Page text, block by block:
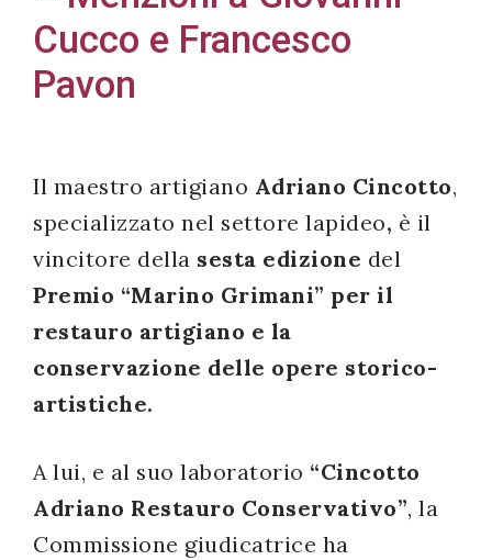
Cucco e Francesco
Pavon
Il maestro artigiano Adriano Cincotto,
specializzato nel settore lapideo, è il
vincitore della sesta edizione del
Premio “Marino Grimani” per il
restauro artigiano e la
conservazione delle opere storico-
artistiche.
A lui, e al suo laboratorio “Cincotto
Adriano Restauro Conservativo”, la
Commissione giudicatrice ha
miei dati
personali in
accordo
con il
196/03
Registrazione